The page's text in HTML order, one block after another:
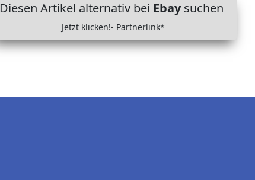
Diesen Artikel alternativ bei Ebaysuchen
Jetzt klicken!- Partnerlink*